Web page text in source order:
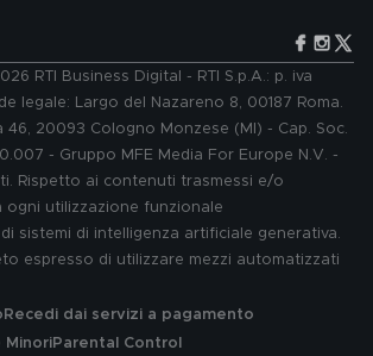
RTI Business Digital - RTI S.p.A.: p. iva
legale: Largo del Nazareno 8, 00187 Roma.
46, 20093 Cologno Monzese (MI) - Cap. Soc.
- Gruppo MFE Media For Europe N.V. -
Rispetto ai contenuti trasmessi e/o
utilizzazione funzionale
sistemi di intelligenza artificiale generativa.
espresso di utilizzare mezzi automatizzati
Recedi dai servizi a pagamento
MinoriParental Control